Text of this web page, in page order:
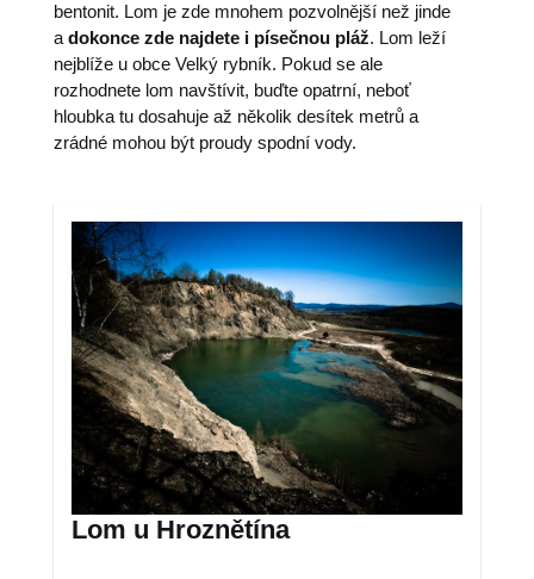
bentonit. Lom je zde mnohem pozvolnější než jinde
a dokonce zde najdete i písečnou pláž. Lom leží
nejblíže u obce Velký rybník. Pokud se ale
rozhodnete lom navštívit, buďte opatrní, neboť
hloubka tu dosahuje až několik desítek metrů a
zrádné mohou být proudy spodní vody.
Lom u Hroznětína